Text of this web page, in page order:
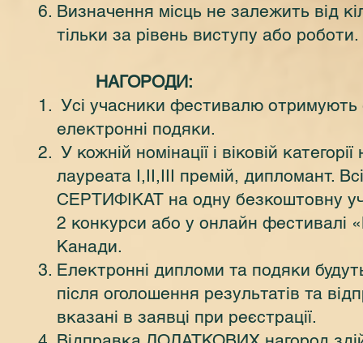
Визначення місць не залежить від
тільки за рівень виступу або роботи.
НАГОРОДИ:
Усі учасники фестивалю отримують
електронні подяки.
У кожній номінації і віковій
лауреата I,II,III премій, дипломант.
СЕРТИФІКАТ на одну безкоштовну
2 конкурси або у онлайн фестивалі
Канади.
Електронні дипломи та подяки
після оголошення результатів та
вказані в заявці при реєстрації.